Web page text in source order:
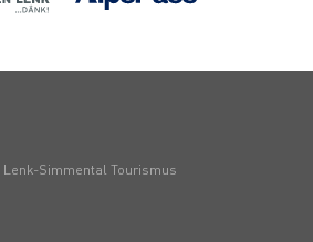
Simmental Tourismus